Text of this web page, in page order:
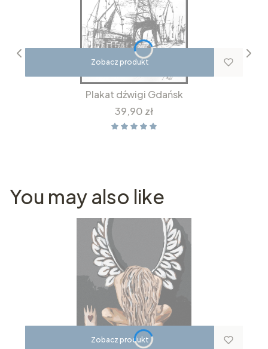
Zobacz produkt
Plakat dźwigi Gdańsk
Cena
39,90 zł
You may also like
Zobacz produkt